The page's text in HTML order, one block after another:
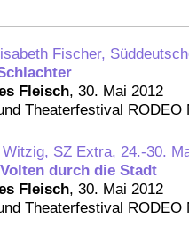
Fischer,
Fleisch, 30. Mai 2012
Theaterfestival
SZ Extra, 24.-30.
durch die Stadt
Fleisch, 30. Mai 2012
Theaterfestival